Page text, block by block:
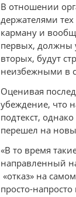
В отношении
держателями
карману и
первых, должны
вторых, будут
неизбежными в
Оценивая
убеждение, что
подтекст,
перешел на
«В то время
направленный
«отказ» на
просто-